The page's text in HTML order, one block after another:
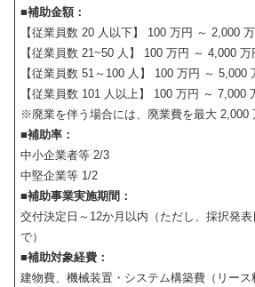
■補助金額：
【従業員数 20 人以下】 100 万円 ～ 2,000
【従業員数 21~50 人】 100 万円 ～ 4,000 万
【従業員数 51～100 人】 100 万円 ～ 5,000
【従業員数 101 人以上】 100 万円 ～ 7,000
※廃業を伴う場合には、廃業費を最大 2,000
■補助率：
中小企業者等 2/3
中堅企業等 1/2
■補助事業実施期間：
交付決定日～12か月以内（ただし、採択発
で）
■補助対象経費：
建物費、機械装置・システム構築費（リー